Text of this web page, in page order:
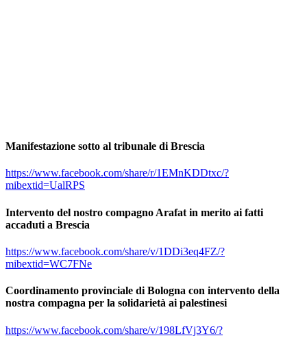
Manifestazione sotto al tribunale di Brescia
https://www.facebook.com/share/r/1EMnKDDtxc/?
mibextid=UalRPS
Intervento del nostro compagno Arafat in merito ai fatti
accaduti a Brescia
https://www.facebook.com/share/v/1DDi3eq4FZ/?
mibextid=WC7FNe
Coordinamento provinciale di Bologna con intervento della
nostra compagna per la solidarietà ai palestinesi
https://www.facebook.com/share/v/198LfVj3Y6/?